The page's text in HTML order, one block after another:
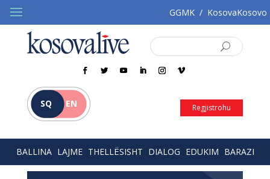
GGMK / KosovaKosovo
SQ EN Regjistrohu
BALLINA LAJME THELLËSISHT DIALOG EDUKIM BARAZI